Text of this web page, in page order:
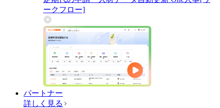
ークフロー]
パートナー
詳しく見る